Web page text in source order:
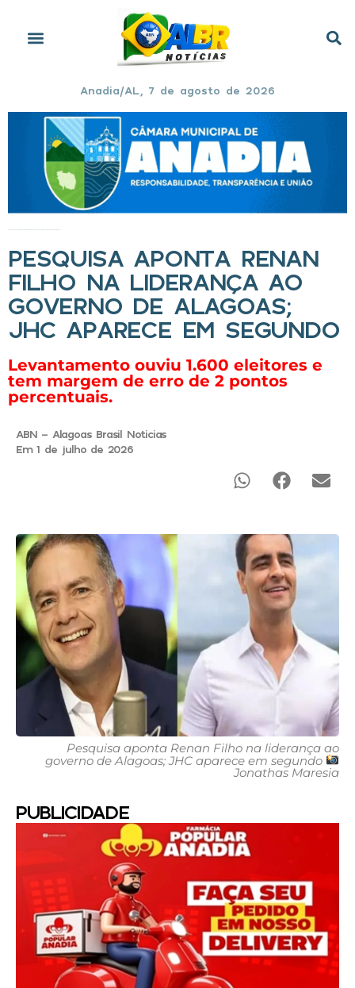
Anadia/AL, 7 de agosto de 2026
PESQUISA APONTA RENAN
FILHO NA LIDERANÇA AO
GOVERNO DE ALAGOAS;
JHC APARECE EM SEGUNDO
Levantamento ouviu 1.600 eleitores e
tem margem de erro de 2 pontos
percentuais.
ABN - Alagoas Brasil Noticias
Em 1 de julho de 2026
Pesquisa aponta Renan Filho na liderança ao
governo de Alagoas; JHC aparece em segundo
Jonathas Maresia
PUBLICIDADE